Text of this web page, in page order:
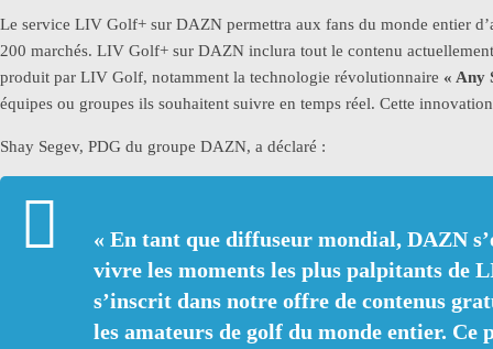
Le service LIV Golf+ sur DAZN permettra aux fans du monde entier
200 marchés. LIV Golf+ sur DAZN inclura tout le contenu
produit par LIV Golf, notamment la technologie révolutionnaire « Any
équipes ou groupes ils souhaitent suivre en temps réel. Cette
Shay Segev, PDG du groupe DAZN, a déclaré :
« En tant que diffuseur mondial, DAZN
vivre les moments les plus palpitants
s’inscrit dans notre offre de contenus
les amateurs de golf du monde entier.